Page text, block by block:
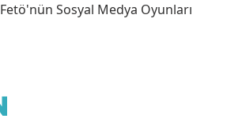
Fetö'nün Sosyal Medya Oyunları